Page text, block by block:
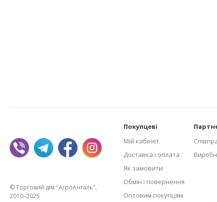
© Торговий дім "АгроАнталь",
2010–2025
Покупцеві
Мій кабінет
Доставка і оплата
Як замовити
Обмін і повернення
Оптовим покупцям